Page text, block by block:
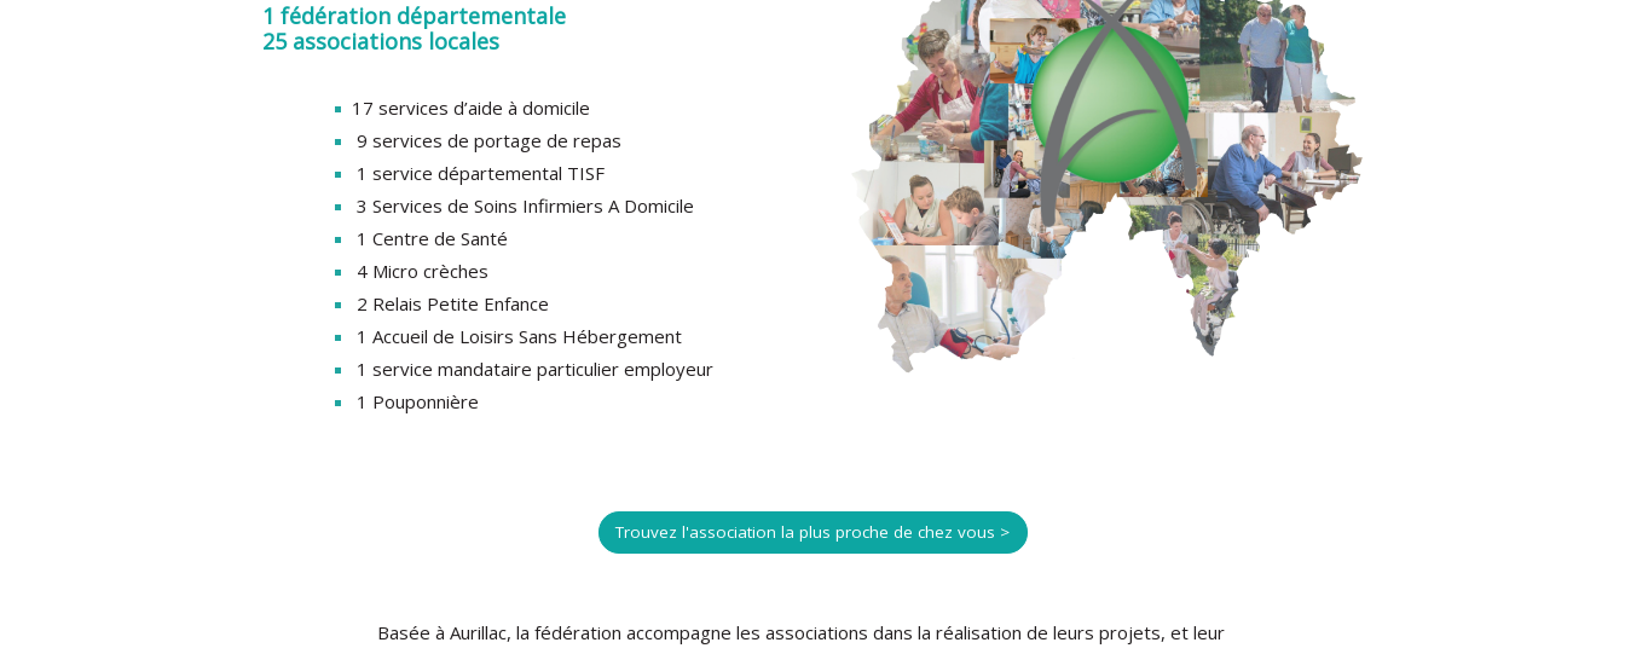
1 fédération départementale
25 associations locales
17 services d’aide à domicile
9 services de portage de repas
1 service départemental TISF
3 Services de Soins Infirmiers A Domicile
1 Centre de Santé
4 Micro crèches
2 Relais Petite Enfance
1 Accueil de Loisirs Sans Hébergement
1 service mandataire particulier employeur
1 Pouponnière
Trouvez l'association la plus proche de chez vous >
Basée à Aurillac, la fédération accompagne les associations dans la réalisation de leurs projets, et leur